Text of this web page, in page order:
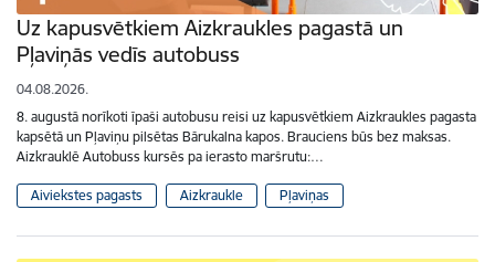
Uz kapusvētkiem Aizkraukles pagastā un
Pļaviņās vedīs autobuss
04.08.2026.
8. augustā norīkoti īpaši autobusu reisi uz kapusvētkiem Aizkraukles pagasta
kapsētā un Pļaviņu pilsētas Bārukalna kapos. Brauciens būs bez maksas.
Aizkrauklē Autobuss kursēs pa ierasto maršrutu:…
Aiviekstes pagasts Aizkraukle Pļaviņas